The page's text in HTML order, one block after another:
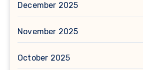
December 2025
November 2025
October 2025